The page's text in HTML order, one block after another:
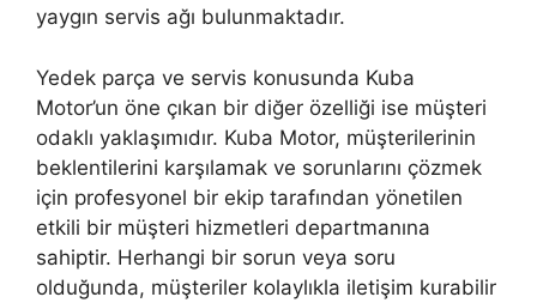
yaygın servis ağı bulunmaktadır.
Yedek parça ve servis konusunda Kuba
Motor’un öne çıkan bir diğer özelliği ise müşteri
odaklı yaklaşımıdır. Kuba Motor, müşterilerinin
beklentilerini karşılamak ve sorunlarını çözmek
için profesyonel bir ekip tarafından yönetilen
etkili bir müşteri hizmetleri departmanına
sahiptir. Herhangi bir sorun veya soru
olduğunda, müşteriler kolaylıkla iletişim kurabilir